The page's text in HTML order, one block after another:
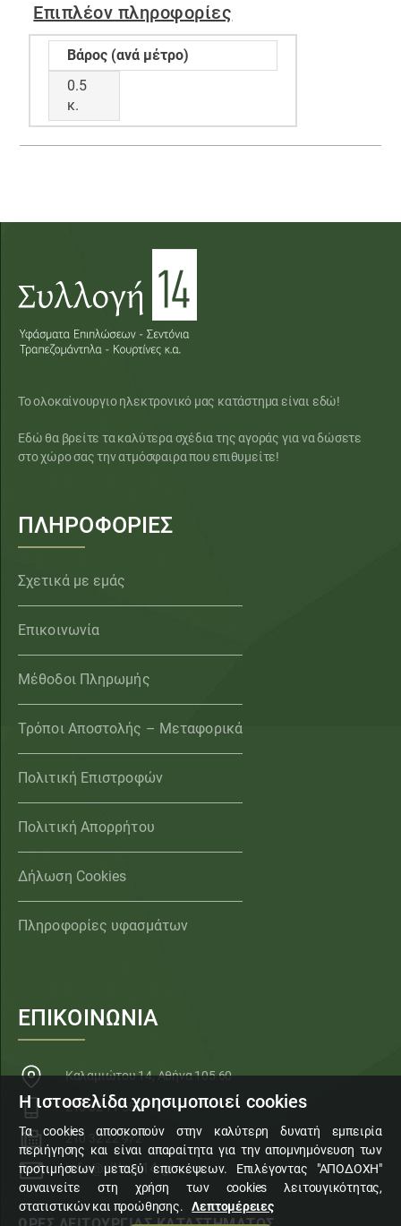
Επιπλέον πληροφορίες
Βάρος (ανά μέτρο)
0.5
κ.
Το ολοκαίνουργιο ηλεκτρονικό μας κατάστημα είναι εδώ!
Εδώ θα βρείτε τα καλύτερα σχέδια της αγοράς για να δώσετε
στο χώρο σας την ατμόσφαιρα που επιθυμείτε!
ΠΛΗΡΟΦΟΡΙΕΣ
Σχετικά με εμάς
Επικοινωνία
Μέθοδοι Πληρωμής
Τρόποι Αποστολής – Μεταφορικά
Πολιτική Επιστροφών
Πολιτική Απορρήτου
Δήλωση Cookies
Πληροφορίες υφασμάτων
ΕΠΙΚΟΙΝΩΝΙΑ
Καλαμιώτου 14, Αθήνα 105 60
210 32 11 553
210 32 22 972
info@sillogi14.gr
Η ιστοσελίδα χρησιμοποιεί cookies
Τα cookies αποσκοπούν στην καλύτερη δυνατή εμπειρία
περιήγησης και είναι απαραίτητα για την απομνημόνευση των
προτιμήσεων μεταξύ επισκέψεων. Επιλέγοντας "ΑΠΟΔΟΧΗ"
συναινείτε στη χρήση των cookies λειτουγικότητας,
στατιστικών και προώθησης.
Λεπτομέρειες